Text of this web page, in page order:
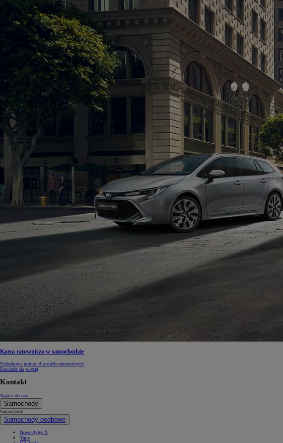
Karta ratownicza w samochodzie
Dodatkowa pomoc dla służb ratowniczych
Dowiedz się więcej
Kontakt
Napisz do nas
Samochody
Samochody
Samochody osobowe
Nowe Aygo X
Yaris